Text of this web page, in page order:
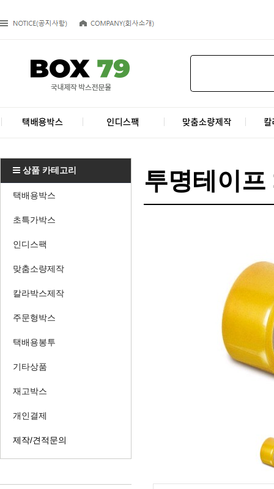
상품 카테고리
택배용박스
초특가박스
인디스팩
맞춤소량제작
칼라박스제작
주문형박스
택배용봉투
기타상품
재고박스
개인결제
제작/견적문의
투명테이